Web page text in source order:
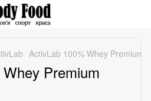
ActivLab 100% Whey Premium
Premium